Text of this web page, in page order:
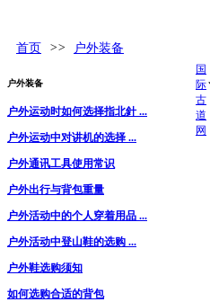
首页 >> 户外装备
户外装备
户外运动时如何选择指北針 ...
户外运动中对讲机的选择 ...
户外通讯工具使用常识
户外出行与背包重量
户外活动中的个人穿着用品 ...
户外活动中登山鞋的选购 ...
户外鞋选购须知
如何选购合适的背包
国
际
古
道
网